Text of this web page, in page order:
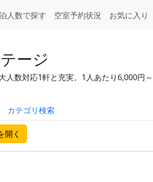
人数で探す 空室予約状況
お気に入り
ージ
数対応1軒と充実。1人あたり6,000円
カテゴリ検索
開く